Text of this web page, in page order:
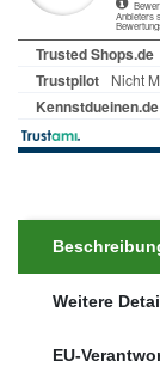
Weitere
EU-